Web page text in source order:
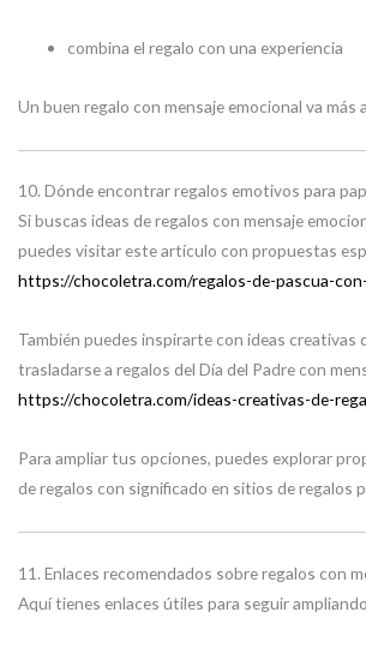
combina el regalo con una experiencia
Un buen regalo con mensaje emocional va más
10. Dónde encontrar regalos emotivos para
Si buscas ideas de regalos con mensaje
puedes visitar este artículo con propuestas
https://chocoletra.com/regalos-de-pascua-
También puedes inspirarte con ideas creativas
trasladarse a regalos del Día del Padre con
https://chocoletra.com/ideas-creativas-de-
Para ampliar tus opciones, puedes explorar
de regalos con significado en sitios de regalos
11. Enlaces recomendados sobre regalos con
Aquí tienes enlaces útiles para seguir